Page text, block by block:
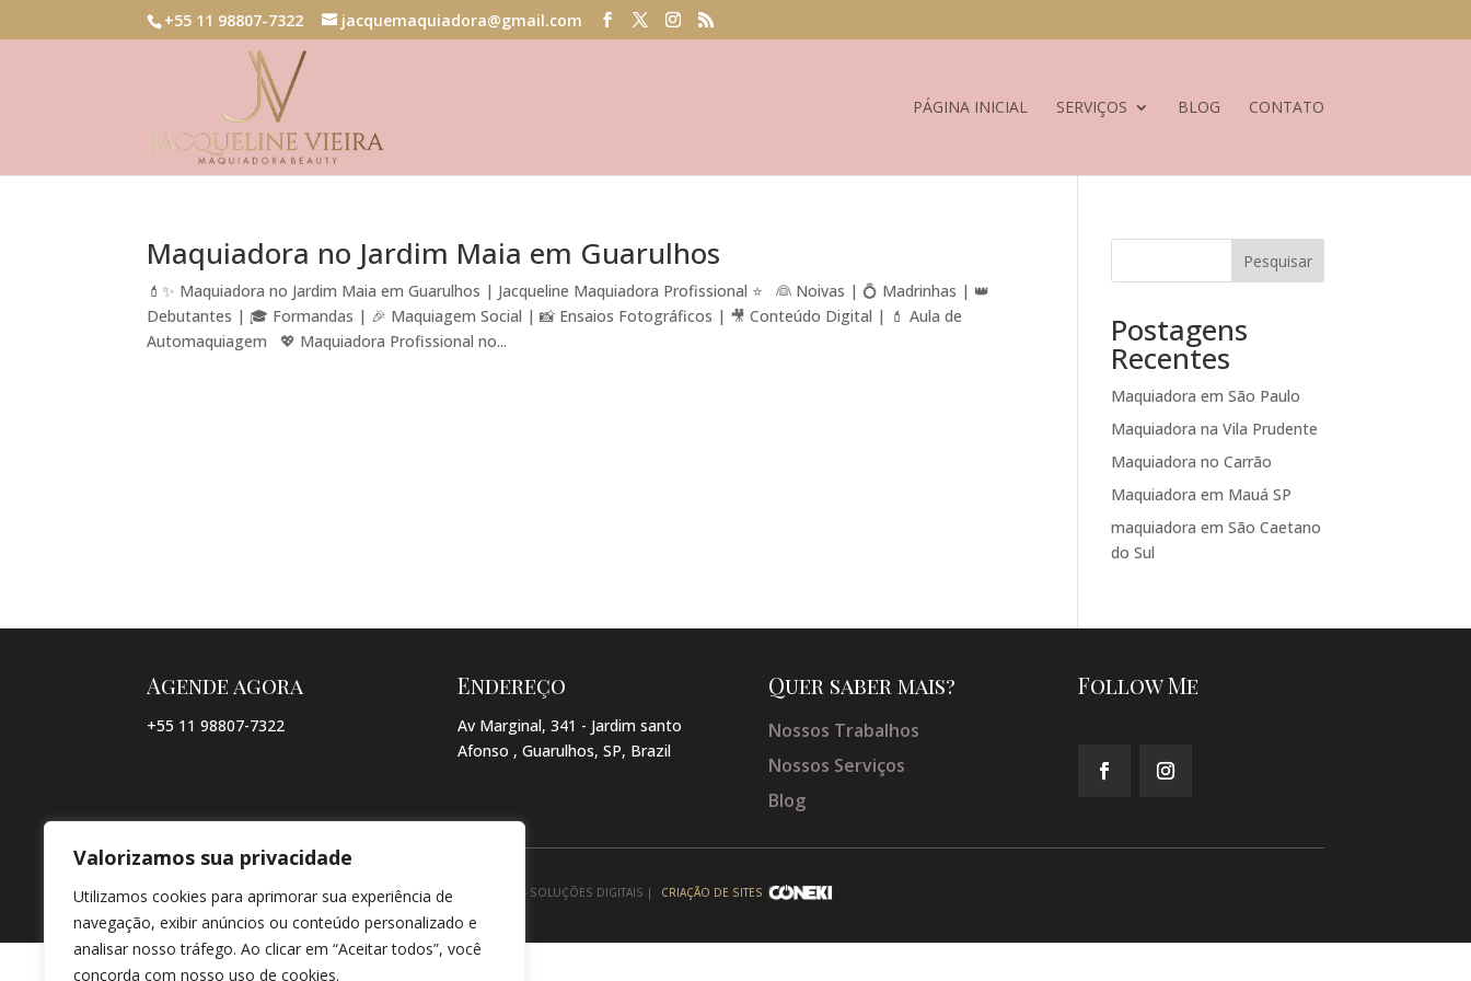
Valorizamos sua privacidade
Utilizamos cookies para aprimorar sua experiência de
navegação, exibir anúncios ou conteúdo personalizado e
analisar nosso tráfego. Ao clicar em “Aceitar todos”, você
concorda com nosso uso de cookies.
+55 11 98807-7322 jacquemaquiadora@gmail.com
PÁGINA INICIAL SERVIÇOS BLOG CONTATO
Maquiadora no Jardim Maia em Guarulhos
💄✨ Maquiadora no Jardim Maia em Guarulhos | Jacqueline Maquiadora Profissional ⭐ 👰 Noivas | 💍 Madrinhas | 👑
Debutantes | 🎓 Formandas | 🎉 Maquiagem Social | 📸 Ensaios Fotográficos | 🎥 Conteúdo Digital | 💄 Aula de
Automaquiagem 💖 Maquiadora Profissional no...
Pesquisar
Postagens
Recentes
Maquiadora em São Paulo
Maquiadora na Vila Prudente
Maquiadora no Carrão
Maquiadora em Mauá SP
maquiadora em São Caetano
do Sul
Agende agora
+55 11 98807-7322
Endereço
Av Marginal, 341 - Jardim santo
Afonso , Guarulhos, SP, Brazil
Quer saber mais?
Nossos Trabalhos
Nossos Serviços
Blog
Follow Me
© COPYRIGHT 2026 → JACQUELINE VIEIRA MAKEUP → POR: CONEKI - SOLUÇÕES DIGITAIS | CRIAÇÃO DE SITES